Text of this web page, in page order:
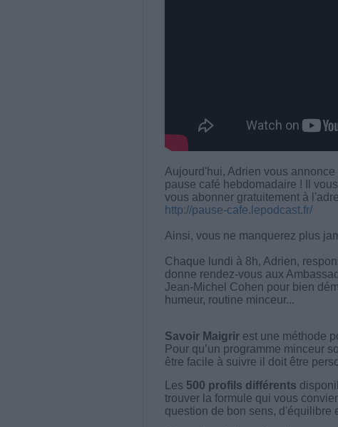
Aujourd'hui, Adrien vous
pause café hebdomadaire ! Il
vous abonner gratuitement à
http://pause-cafe.lepodcast.fr/
Ainsi, vous ne manquerez plus
Chaque lundi à 8h, Adrien,
donne rendez-vous aux
Jean-Michel Cohen pour bien
humeur, routine minceur...
Savoir Maigrirest une méthode
Pour qu’un programme minceur
être facile à suivre il doit être
Les 500 profils différents
trouver la formule qui vous
question de bon sens, d'équilibre